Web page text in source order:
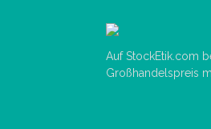
Auf StockEtik.com
Großhandelspreis